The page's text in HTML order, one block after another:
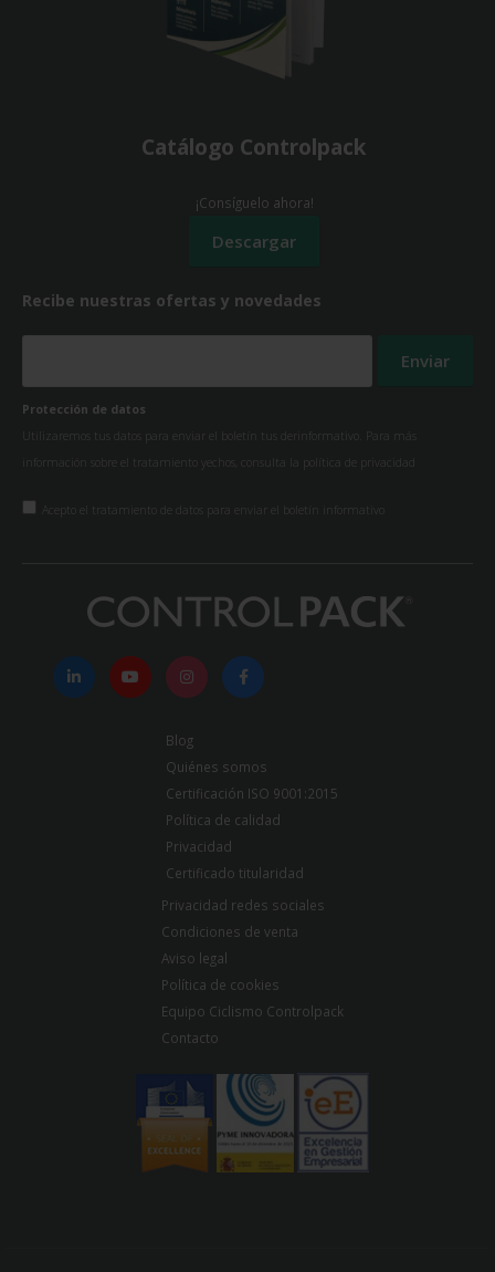
Recibe nuestras ofertas y novedades
Protección de datos
Utilizaremos tus datos para enviar el boletín tus derinformativo. Para más
información sobre el tratamiento yechos, consulta la política de privacidad
Acepto el tratamiento de datos para enviar el boletín informativo
Catálogo Controlpack
¡Consíguelo ahora!
Blog
Quiénes somos
Certificación ISO 9001:2015
Política de calidad
Privacidad
Certificado titularidad
Privacidad redes sociales
Condiciones de venta
Aviso legal
Política de cookies
Equipo Ciclismo Controlpack
Contacto